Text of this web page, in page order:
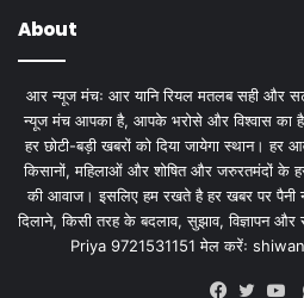
About
आर न्यूज मंचः आर यानि रियल मतलब सही और
न्यूज मंच आपका है, आपके भरोसे और विश्वास का
हर छोटी-बड़ी खबरों को दिया जायेगा स्थान।
किसानों, महिलाओं और शोषित और जरुरतमंदों के
की आवाज। इसलिए हम रखते है हर खबर पर
दिलाने, किसी तरह के बदलाव, सुझाव, विज्ञापन
Priya 9721531151 मेल करेंः